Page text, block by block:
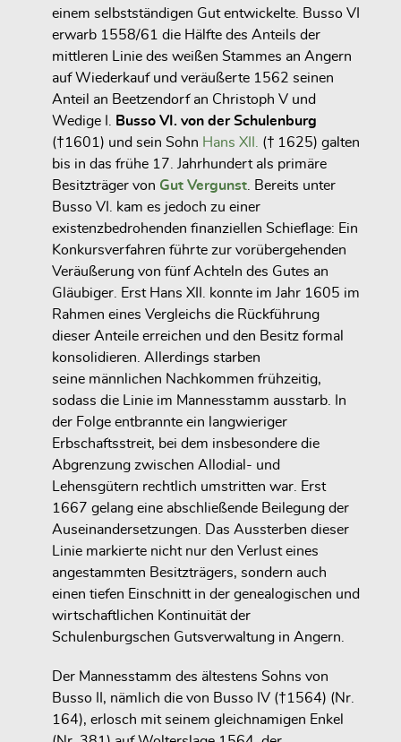
einem selbstständigen Gut entwickelte. Busso VI
erwarb 1558/61 die Hälfte des Anteils der
mittleren Linie des weißen Stammes an Angern
auf Wiederkauf und veräußerte 1562 seinen
Anteil an Beetzendorf an Christoph V und
Wedige I.
Busso VI. von der Schulenburg
(†1601) und sein Sohn Hans XII. († 1625) galten
bis in das frühe 17. Jahrhundert als primäre
Besitzträger von Gut Vergunst . Bereits unter
Busso VI. kam es jedoch zu einer
existenzbedrohenden finanziellen Schieflage: Ein
Konkursverfahren führte zur vorübergehenden
Veräußerung von fünf Achteln des Gutes an
Gläubiger. Erst Hans XII. konnte im Jahr 1605 im
Rahmen eines Vergleichs die Rückführung
dieser Anteile erreichen und den Besitz formal
konsolidieren. Allerdings starben
seine männlichen Nachkommen frühzeitig,
sodass die Linie im Mannesstamm ausstarb . In
der Folge entbrannte ein
langwieriger
Erbschaftsstreit, bei dem insbesondere die
Abgrenzung zwischen Allodial- und
Lehensgütern rechtlich umstritten war. Erst
1667 gelang eine abschließende Beilegung der
Auseinandersetzungen. Das Aussterben dieser
Linie markierte nicht nur den Verlust eines
angestammten Besitzträgers, sondern auch
einen tiefen Einschnitt in der genealogischen und
wirtschaftlichen Kontinuität der
Schulenburgschen Gutsverwaltung in Angern.
Der Mannesstamm des ältestens Sohns von
Busso II, nämlich die von Busso IV (†1564) (Nr.
164), erlosch mit seinem gleichnamigen Enkel